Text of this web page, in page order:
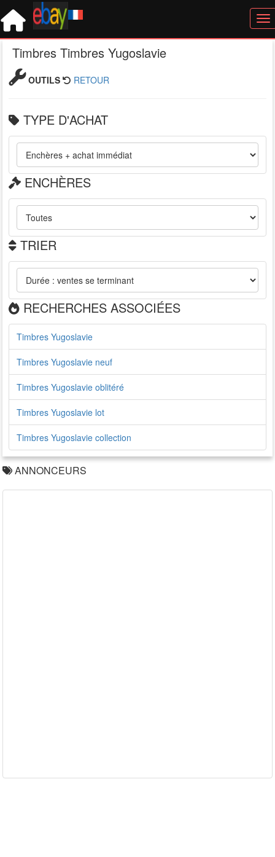
Timbres Timbres Yugoslavie
OUTILS RETOUR
TYPE D'ACHAT
ENCHÈRES
TRIER
RECHERCHES ASSOCIÉES
Timbres Yugoslavie
Timbres Yugoslavie neuf
Timbres Yugoslavie oblitéré
Timbres Yugoslavie lot
Timbres Yugoslavie collection
ANNONCEURS